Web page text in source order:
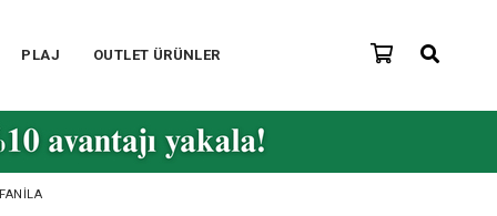
PLAJ OUTLET ÜRÜNLER